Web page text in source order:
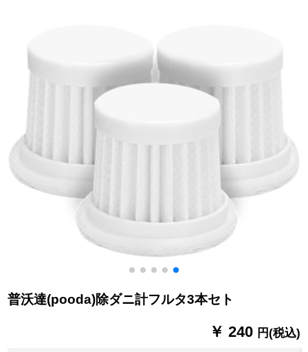
普沃達(pooda)除ダニ計フルタ3本セト
￥ 240 円(税込)